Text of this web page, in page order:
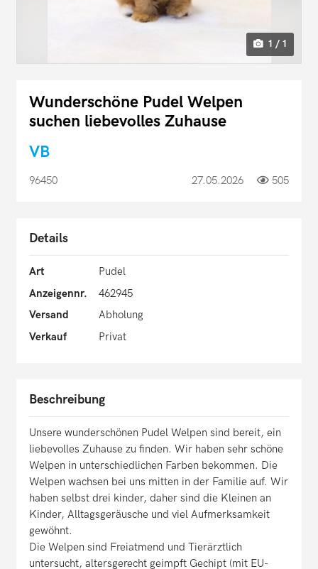
1 / 1
Wunderschöne Pudel Welpen
suchen liebevolles Zuhause
VB
96450 27.05.2026 505
Details
Art
Pudel
Anzeigennr.
462945
Versand
Abholung
Verkauf
Privat
Beschreibung
Unsere wunderschönen Pudel Welpen sind bereit, ein
liebevolles Zuhause zu finden. Wir haben sehr schöne
Welpen in unterschiedlichen Farben bekommen. Die
Welpen wachsen bei uns mitten in der Familie auf. Wir
haben selbst drei kinder, daher sind die Kleinen an
Kinder, Alltagsgeräusche und viel Aufmerksamkeit
gewöhnt.
Die Welpen sind Freiatmend und Tierärztlich
untersucht, altersgerecht geimpft Gechipt (mit EU-